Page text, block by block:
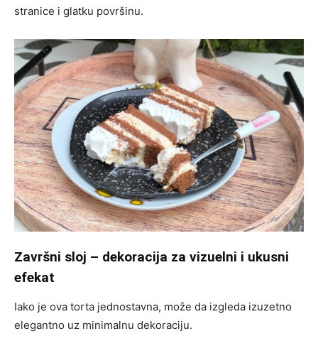
stranice i glatku površinu.
Završni sloj – dekoracija za vizuelni i ukusni
efekat
Iako je ova torta jednostavna, može da izgleda izuzetno
elegantno uz minimalnu dekoraciju.